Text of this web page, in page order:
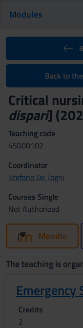
Modules
Back to
Critical
dispari]
Teaching code
4S000102
Coordinator
Stefano De Togni
Courses Single
Not Authorized
Moodle
The teaching is
Emergency
Credits
2